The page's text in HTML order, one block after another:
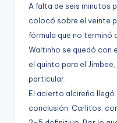
A falta de seis minutos
colocó sobre el veinte
fórmula que no terminó
Waltinho se quedó con
el quinto para el
particular.
El acierto alcireño llegó
conclusión. Carlitos,